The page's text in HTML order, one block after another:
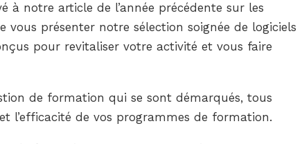
à notre article de l’année précédente sur les
vous présenter notre sélection soignée de logiciels
pour revitaliser votre activité et vous faire
de formation qui se sont démarqués, tous
l’efficacité de vos programmes de formation.